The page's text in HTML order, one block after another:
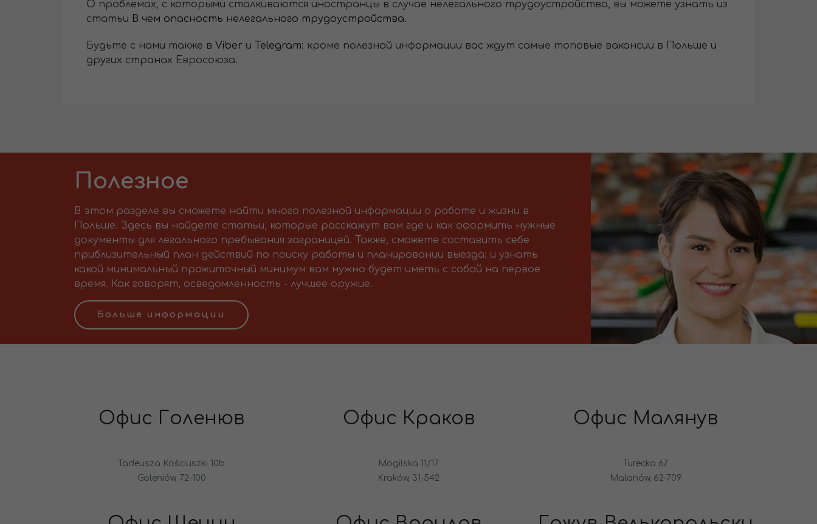
О проблемах, с которыми сталкиваются иностранцы в случае нелегального трудоустройства, вы можете узнать из
статьи В чем опасность нелегального трудоустройства.
Будьте с нами также в Viber и Telegram: кроме полезной информации вас ждут самые топовые вакансии в Польше и
других странах Евросоюза.
Полезное
В этом разделе вы сможете найти много полезной информации о работе и жизни в
Польше. Здесь вы найдете статьи, которые расскажут вам где и как оформить нужные
документы для легального пребывания заграницей. Также, сможете составить себе
приблизительный план действий по поиску работы и планировании выезда; и узнать
какой минимальный прожиточный минимум вам нужно будет иметь с собой на первое
время. Как говорят, осведомленность - лучшее оружие.
Больше информации
Офис Голенюв
Tadeusza Kościuszki 10b
Goleniów, 72-100
Офис Краков
Mogilska 11/17
Kraków, 31-542
Офис Малянув
Turecka 67
Malanów, 62-709